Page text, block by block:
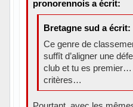
pronorennois a écrit:
Bretagne sud a écrit:
Ce genre de
suffît d’aligner une
club et tu es
critères…